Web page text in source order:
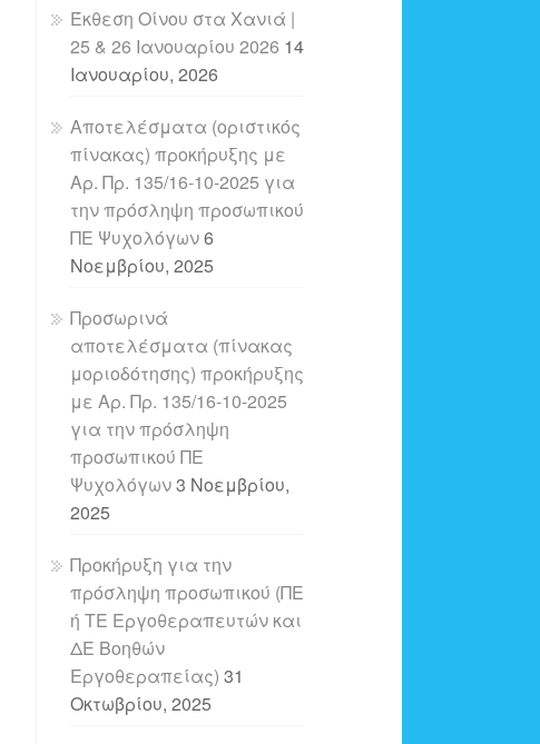
Έκθεση Οίνου στα Χανιά |
25 & 26 Ιανουαρίου 2026 14
Ιανουαρίου, 2026
Αποτελέσματα (οριστικός
πίνακας) προκήρυξης με
Αρ. Πρ. 135/16-10-2025 για
την πρόσληψη προσωπικού
ΠΕ Ψυχολόγων6
Νοεμβρίου, 2025
Προσωρινά
αποτελέσματα (πίνακας
μοριοδότησης) προκήρυξης
με Αρ. Πρ. 135/16-10-2025
για την πρόσληψη
προσωπικού ΠΕ
Ψυχολόγων3 Νοεμβρίου,
2025
Προκήρυξη για την
πρόσληψη προσωπικού (ΠΕ
ή ΤΕ Εργοθεραπευτών και
ΔΕ Βοηθών
Εργοθεραπείας) 31
Οκτωβρίου, 2025